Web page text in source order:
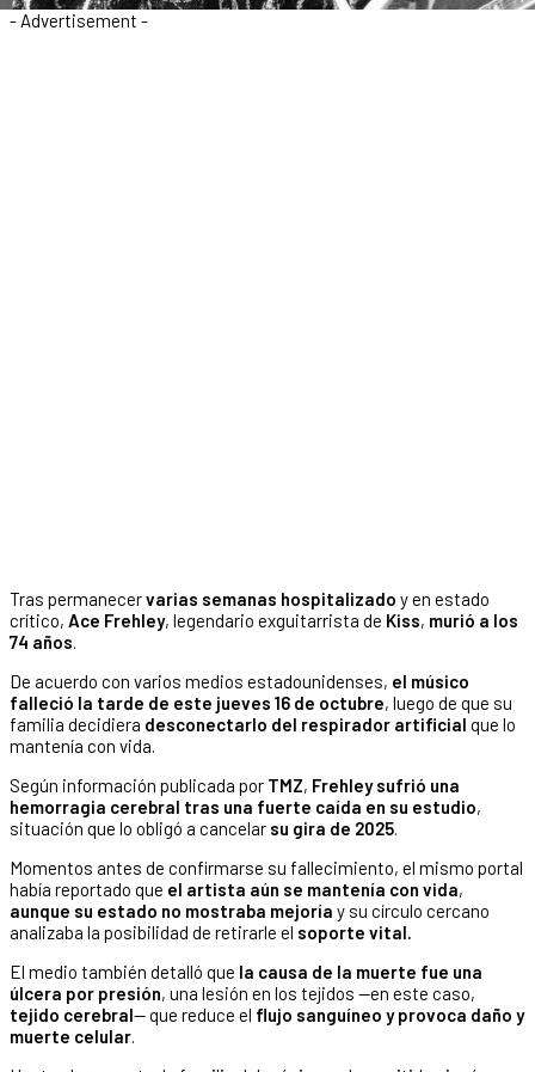
- Advertisement -
Tras permanecervarias semanas hospitalizado y en estado
crítico, Ace Frehley, legendario exguitarrista de Kiss, murió a los
74 años.
De acuerdo con varios medios estadounidenses, el músico
falleció la tarde de este jueves 16 de octubre, luego de que su
familia decidiera desconectarlo del respirador artificial que lo
mantenía con vida.
Según información publicada por TMZ, Frehley sufrió una
hemorragia cerebral tras una fuerte caída en su estudio,
situación que lo obligó a cancelar su gira de 2025.
Momentos antes de confirmarse su fallecimiento, el mismo portal
había reportado que el artista aún se mantenía con vida,
aunque su estado no mostraba mejoría y su círculo cercano
analizaba la posibilidad de retirarle el soporte vital.
El medio también detalló que la causa de la muerte fue una
úlcera por presión, una lesión en los tejidos —en este caso,
tejido cerebral— que reduce el flujo sanguíneo y provoca daño y
muerte celular.